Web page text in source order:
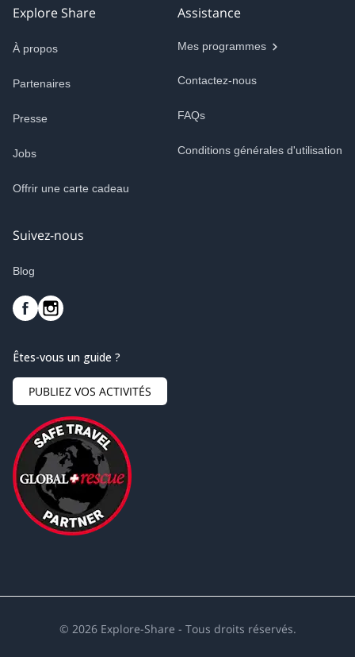
Explore Share
À propos
Partenaires
Presse
Jobs
Offrir une carte cadeau
Assistance
Mes programmes
Contactez-nous
FAQs
Conditions générales d'utilisation
Suivez-nous
Blog
Êtes-vous un guide ?
PUBLIEZ VOS ACTIVITÉS
© 2026 Explore-Share - Tous droits réservés.